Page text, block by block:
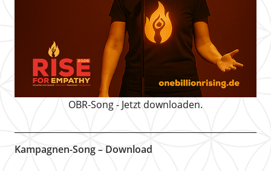
OBR-Song - Jetzt downloaden.
Kampagnen-Song – Download